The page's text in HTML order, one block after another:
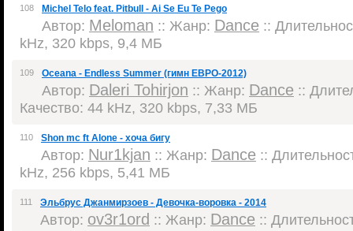
108 Michel Telo feat. Pitbull - Ai Se Eu Te Pego
Автор: Meloman :: Жанр: Dance ::
kHz, 320 kbps, 9,4 МБ
109 Oceana - Endless Summer (гимн ЕВРО-2012)
Автор: Daleri Tohirjon :: Жанр: Dance ::
Качество: 44 kHz, 320 kbps, 7,33 МБ
110 Shon mc ft Alone - хоча бигу
Автор: Nur1kjan :: Жанр: Dance ::
kHz, 256 kbps, 5,41 МБ
111 Эльбрус Джанмирзоев - Девочка-воровка - 2014
Автор: ov3r1ord :: Жанр: Dance ::